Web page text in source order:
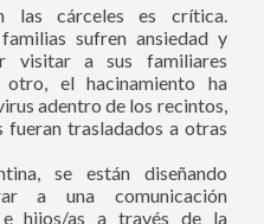
las cárceles es crítica.
sufren ansiedad y
visitar a sus familiares
el hacinamiento ha
adentro de los recintos,
fueran trasladados a otras
se están diseñando
a una comunicación
hijos/as a través de la